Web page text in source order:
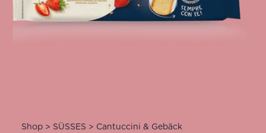
Shop> SÜSSES > Cantuccini & Gebäck